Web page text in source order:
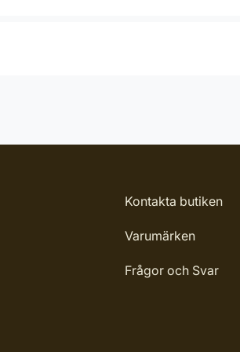
Kontakta butiken
Varumärken
Frågor och Svar